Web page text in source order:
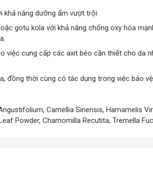
hàng ngày.
khả năng dưỡng ẩm vượt trội
gotu kola với khả năng chống oxy hóa
việc cung cấp các axit béo cần thiết cho
đồng thời cùng có tác dụng trong việc bảo
Camellia Sinensis, Hamamelis
Powder, Chamomilla Recutita, Tremella